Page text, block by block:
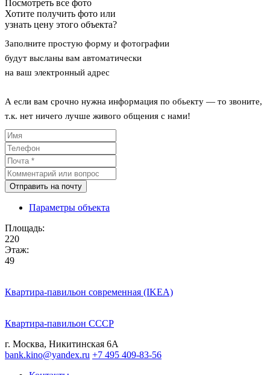
Посмотреть все фото
Хотите получить фото или
узнать цену этого объекта?
Заполните простую форму и фотографии
будут высланы вам автоматически
на ваш электронный адрес
А если вам срочно нужна информация по обьекту — то звоните,
т.к. нет ничего лучше живого общения с нами!
Отправить на почту
Параметры объекта
Площадь:
220
Этаж:
49
Квартира-павильон современная (IKEA)
Квартира-павильон СССР
г. Москва, Никитинская 6А
bank.kino@yandex.ru +7 495 409-83-56